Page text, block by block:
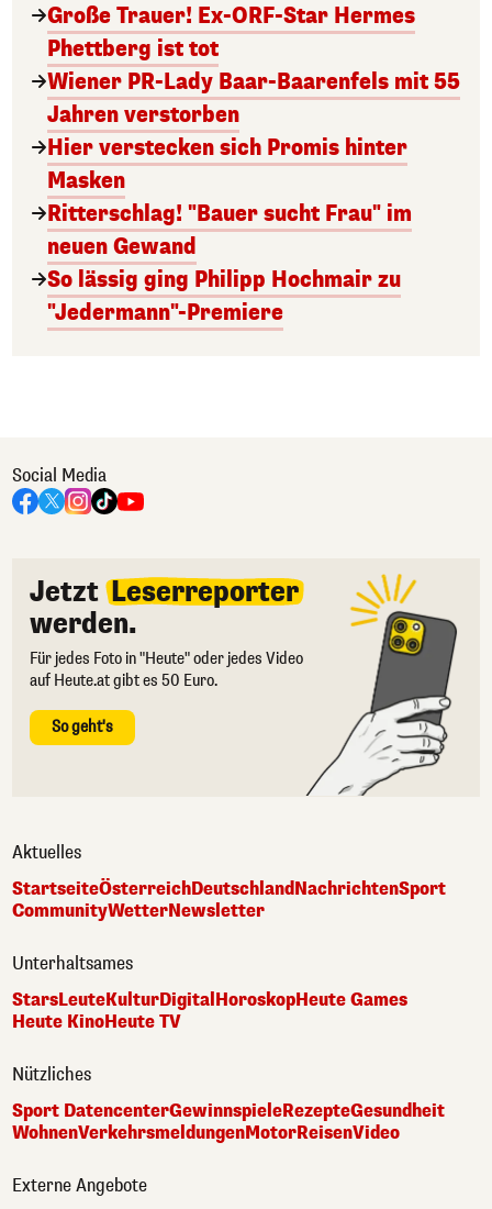
Große Trauer! Ex-ORF-Star Hermes
Phettberg ist tot
Wiener PR-Lady Baar-Baarenfels mit 55
Jahren verstorben
Hier verstecken sich Promis hinter
Masken
Ritterschlag! "Bauer sucht Frau" im
neuen Gewand
So lässig ging Philipp Hochmair zu
"Jedermann"-Premiere
Social Media
Jetzt Leserreporter
werden.
Für jedes Foto in "Heute" oder jedes Video
auf Heute.at gibt es 50 Euro.
So geht's
Aktuelles
StartseiteÖsterreichDeutschlandNachrichtenSport
CommunityWetterNewsletter
Unterhaltsames
StarsLeuteKulturDigital HoroskopHeute Games
Heute KinoHeute TV
Nützliches
Sport DatencenterGewinnspieleRezepteGesundheit
WohnenVerkehrsmeldungenMotorReisenVideo
Externe Angebote